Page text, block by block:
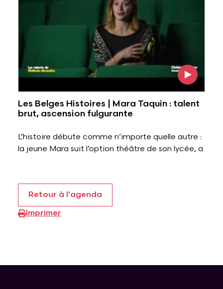
Les Belges Histoires | Mara Taquin : talent
brut, ascension fulgurante
L’histoire débute comme n’importe quelle autre :
la jeune Mara suit l’option théâtre de son lycée, a
Retour à l'agenda
Imprimer